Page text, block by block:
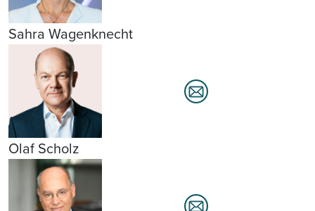
Sahra Wagenknecht
Olaf Scholz